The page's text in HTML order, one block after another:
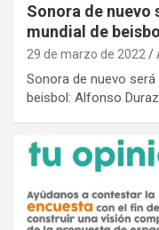
Sonora de nuevo
mundial de
29 de marzo de 2022
Sonora de nuevo
beisbol: Alfonso